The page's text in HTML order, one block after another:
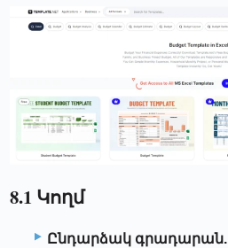
8.1 Կողմ
Ընդարձակ գրադարան.